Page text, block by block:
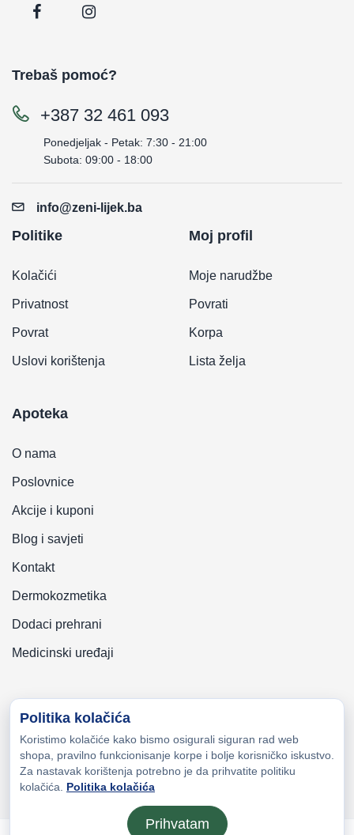
Trebaš pomoć?
+387 32 461 093
Ponedjeljak - Petak: 7:30 - 21:00
Subota: 09:00 - 18:00
info@zeni-lijek.ba
Politike
Kolačići
Privatnost
Povrat
Uslovi korištenja
Moj profil
Moje narudžbe
Povrati
Korpa
Lista želja
Apoteka
O nama
Poslovnice
Akcije i kuponi
Blog i savjeti
Kontakt
Dermokozmetika
Dodaci prehrani
Medicinski uređaji
Copyright © 2026 Zeni-Lijek Apoteka. Sva prava zadržana
Politika kolačića
Koristimo kolačiće kako bismo osigurali siguran rad web
shopa, pravilno funkcionisanje korpe i bolje korisničko iskustvo.
Za nastavak korištenja potrebno je da prihvatite politiku
kolačića. Politika kolačića
Prihvatam